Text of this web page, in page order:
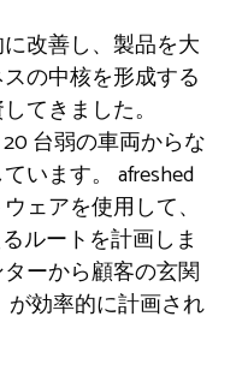
改善し、製品を大
の中核を形成する
てきました。
台弱の車両からな
います。 afreshed
ェアを使用して、
ルートを計画しま
ーから顧客の玄関
効率的に計画され